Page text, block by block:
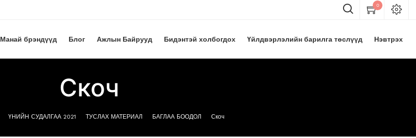
0
Манай брэндүүд Блог Ажлын Байрууд Бидэнтэй холбогдох Үйлдвэрлэлийн барилга төслүүд Нэвтрэх
Скоч
ҮНИЙН СУДАЛГАА 2021 ТУСЛАХ МАТЕРИАЛ БАГЛАА БООДОЛ Скоч